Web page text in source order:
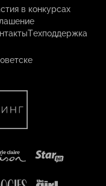
в конкурсах
Техподдержка